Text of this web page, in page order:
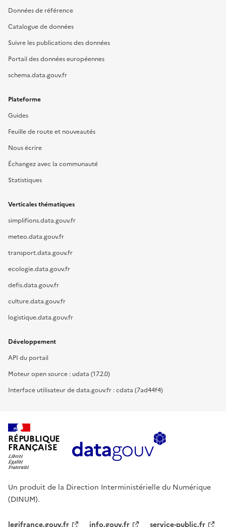
Données de référence
Catalogue de données
Suivre les publications des données
Portail des données européennes
schema.data.gouv.fr
Plateforme
Guides
Feuille de route et nouveautés
Nous écrire
Échangez avec la communauté
Statistiques
Verticales thématiques
simplifions.data.gouv.fr
meteo.data.gouv.fr
transport.data.gouv.fr
ecologie.data.gouv.fr
defis.data.gouv.fr
culture.data.gouv.fr
logistique.data.gouv.fr
Développement
API du portail
Moteur open source : udata (17.2.0)
Interface utilisateur de data.gouv.fr : cdata (7ad44f4)
RÉPUBLIQUE
FRANÇAISE
Un produit de la Direction Interministérielle du Numérique
(DINUM).
legifrance.gouv.fr info.gouv.fr service-public.fr